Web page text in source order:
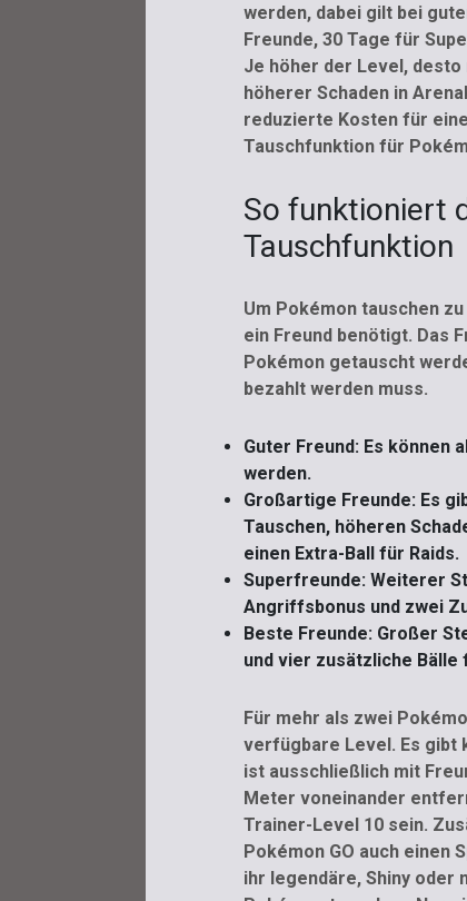
werden, dabei gilt bei
Freunde, 30 Tage für
Je höher der Level,
höherer Schaden in
reduzierte Kosten für
Tauschfunktion für
So funktioniert
Tauschfunktion
Um Pokémon tauschen
ein Freund benötigt. Das
Pokémon getauscht
bezahlt werden muss.
Guter Freund: Es können
werden.
Großartige Freunde: Es
Tauschen, höheren
einen Extra-Ball für Raids.
Superfreunde: Weiterer
Angriffsbonus und zwei
Beste Freunde: Großer
und vier zusätzliche Bälle
Für mehr als zwei
verfügbare Level. Es gibt
ist ausschließlich mit
Meter voneinander
Trainer-Level 10 sein.
Pokémon GO auch einen
ihr legendäre, Shiny oder